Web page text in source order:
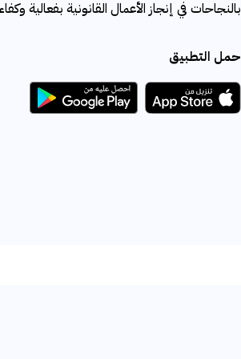
بالنجاحات في إنجاز الأعمال القانونية بفعالية
حمل التطبيق